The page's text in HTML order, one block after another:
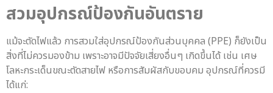
สวมอุปกรณ์ป้องกันอันตราย
แม้จะตัดไฟแล้ว การสวมใส่อุปกรณ์ป้องกันส่วนบุคคล (PPE) ก็ยังเป็น
สิ่งที่ไม่ควรมองข้าม เพราะอาจมีปัจจัยเสี่ยงอื่นๆ เกิดขึ้นได้ เช่น เศษ
โลหะกระเด็นขณะตัดสายไฟ หรือการสัมผัสกับขอบคม อุปกรณ์ที่ควรมี
ได้แก่: